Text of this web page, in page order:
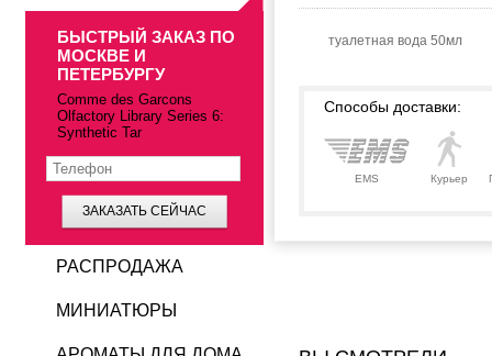
туалетная вода 50мл
Способы доставки:
EMS Курьер
БЫСТРЫЙ ЗАКАЗ ПО
МОСКВЕ И
ПЕТЕРБУРГУ
Comme des Garcons
Olfactory Library Series 6:
Synthetic Tar
ЗАКАЗАТЬ СЕЙЧАС
РАСПРОДАЖА
МИНИАТЮРЫ